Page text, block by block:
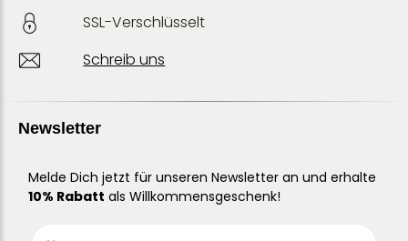
SSL-Verschlüsselt
Schreib uns
Newsletter
Melde Dich jetzt für unseren Newsletter an und erhalte
10% Rabatt als Willkommensgeschenk!